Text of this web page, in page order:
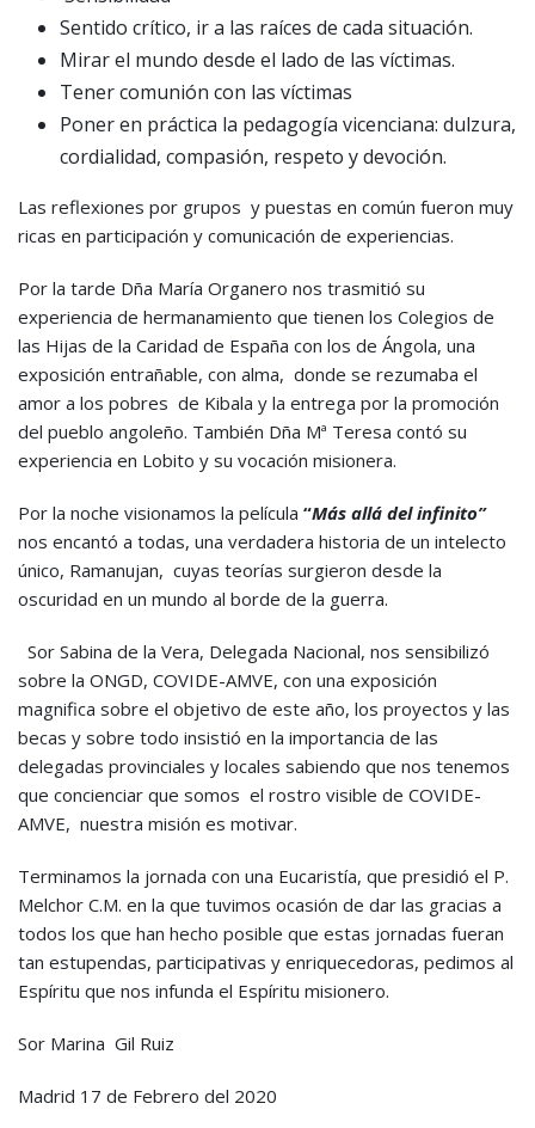
Sentido crítico, ir a las raíces de cada situación.
Mirar el mundo desde el lado de las víctimas.
Tener comunión con las víctimas
Poner en práctica la pedagogía vicenciana: dulzura,
cordialidad, compasión, respeto y devoción.
Las reflexiones por grupos y puestas en común fueron muy
ricas en participación y comunicación de experiencias.
Por la tarde Dña María Organero nos trasmitió su
experiencia de hermanamiento que tienen los Colegios de
las Hijas de la Caridad de España con los de Ángola, una
exposición entrañable, con alma, donde se rezumaba el
amor a los pobres de Kibala y la entrega por la promoción
del pueblo angoleño. También Dña Mª Teresa contó su
experiencia en Lobito y su vocación misionera.
Por la noche visionamos la película “Más allá del infinito”
nos encantó a todas, una verdadera historia de un intelecto
único, Ramanujan, cuyas teorías surgieron desde la
oscuridad en un mundo al borde de la guerra.
Sor Sabina de la Vera, Delegada Nacional, nos sensibilizó
sobre la ONGD, COVIDE-AMVE, con una exposición
magnifica sobre el objetivo de este año, los proyectos y las
becas y sobre todo insistió en la importancia de las
delegadas provinciales y locales sabiendo que nos tenemos
que concienciar que somos el rostro visible de COVIDE-
AMVE, nuestra misión es motivar.
Terminamos la jornada con una Eucaristía, que presidió el P.
Melchor C.M. en la que tuvimos ocasión de dar las gracias a
todos los que han hecho posible que estas jornadas fueran
tan estupendas, participativas y enriquecedoras, pedimos al
Espíritu que nos infunda el Espíritu misionero.
Sor Marina Gil Ruiz
Madrid 17 de Febrero del 2020